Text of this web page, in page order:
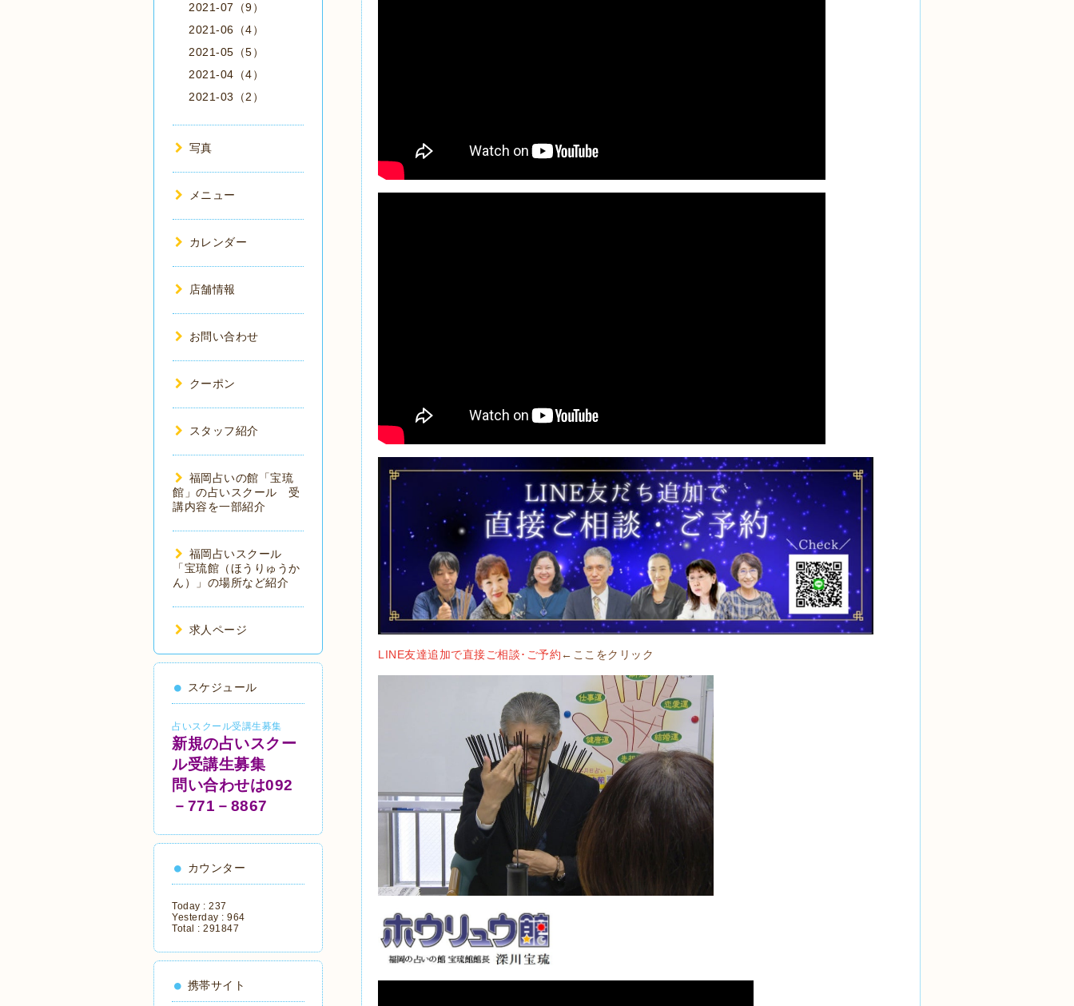
LINE友達追加で直接ご相談･ご予約 ←ここをクリック
2021-07（9）
2021-06（4）
2021-05（5）
2021-04（4）
2021-03（2）
写真
メニュー
カレンダー
店舗情報
お問い合わせ
クーポン
スタッフ紹介
福岡占いの館「宝琉
館」の占いスクール 受
講内容を一部紹介
福岡占いスクール
「宝琉館（ほうりゅうか
ん）」の場所など紹介
求人ページ
スケジュール
占いスクール受講生募集
新規の占いスクー
ル受講生募集
問い合わせは092
－771－8867
カウンター
Today : 237
Yesterday : 964
Total : 291847
携帯サイト